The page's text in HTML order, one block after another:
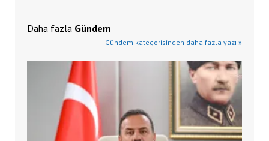
Daha fazla Gündem
Gündem kategorisinden daha fazla yazı »